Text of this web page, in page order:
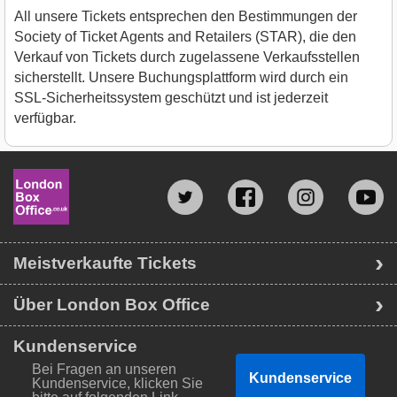
All unsere Tickets entsprechen den Bestimmungen der
Society of Ticket Agents and Retailers (STAR), die den
Verkauf von Tickets durch zugelassene Verkaufsstellen
sicherstellt. Unsere Buchungsplattform wird durch ein
SSL-Sicherheitssystem geschützt und ist jederzeit
verfügbar.
Meistverkaufte Tickets
Über London Box Office
Kundenservice
Bei Fragen an unseren
Kundenservice, klicken Sie
Kundenservice